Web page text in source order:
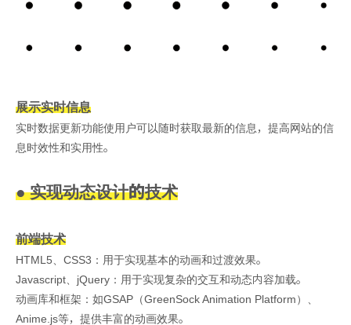
展示实时信息
实时数据更新功能使用户可以随时获取最新的信息，提高网站的信
息时效性和实用性。
● 实现动态设计的技术
前端技术
HTML5、CSS3：用于实现基本的动画和过渡效果。
Javascript、jQuery：用于实现复杂的交互和动态内容加载。
动画库和框架：如GSAP（GreenSock Animation Platform）、
Anime.js等，提供丰富的动画效果。